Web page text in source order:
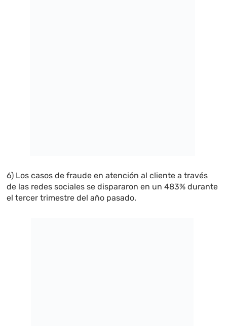
6) Los casos de fraude en atención al cliente a través
de las redes sociales se dispararon en un 483% durante
el tercer trimestre del año pasado.